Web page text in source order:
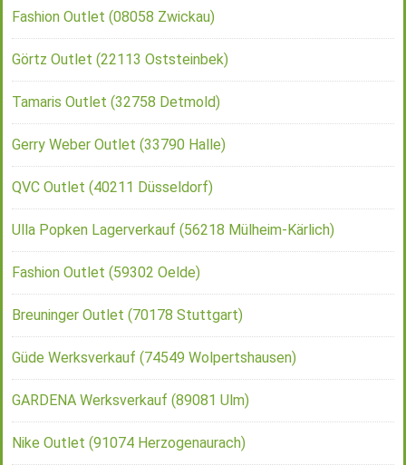
Fashion Outlet (08058 Zwickau)
Görtz Outlet (22113 Oststeinbek)
Tamaris Outlet (32758 Detmold)
Gerry Weber Outlet (33790 Halle)
QVC Outlet (40211 Düsseldorf)
Ulla Popken Lagerverkauf (56218 Mülheim-Kärlich)
Fashion Outlet (59302 Oelde)
Breuninger Outlet (70178 Stuttgart)
Güde Werksverkauf (74549 Wolpertshausen)
GARDENA Werksverkauf (89081 Ulm)
Nike Outlet (91074 Herzogenaurach)